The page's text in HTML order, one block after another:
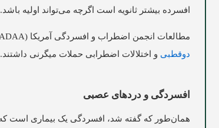
افسرده بیشتر ثانویه است اگرچه می‌تواند اولیه باشد.
مطالعات انجمن اضطراب و افسردگی آمریکا (ADAA) نشان داد که حدود 11 درصد از افراد مبتلا به اختلالات سلامت روان شامل افسردگی اساسی،
دوقطبی و اختلالات اضطرابی حملات میگرنی داشتند.
افسردگی و دردهای عصبی
همان‌طور که گفته شد، افسردگی یک بیماری است که